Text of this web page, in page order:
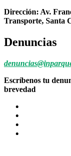
Dirección: Av.
Transporte, Santa
Denuncias
Escríbenos tu
brevedad